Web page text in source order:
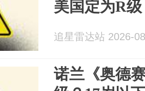
美国定为R
追星雷达站 2026-
诺兰《奥德